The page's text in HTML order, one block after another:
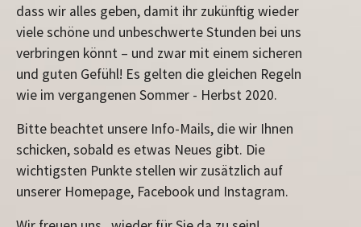
dass wir alles geben, damit ihr zukünftig wieder
viele schöne und unbeschwerte Stunden bei uns
verbringen könnt – und zwar mit einem sicheren
und guten Gefühl! Es gelten die gleichen Regeln
wie im vergangenen Sommer - Herbst 2020.
Bitte beachtet unsere Info-Mails, die wir Ihnen
schicken, sobald es etwas Neues gibt. Die
wichtigsten Punkte stellen wir zusätzlich auf
unserer Homepage, Facebook und Instagram.